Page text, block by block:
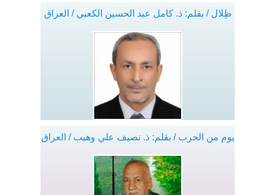
ظِلال / بقلم: ذ. كامل عبد الحسين الكعبي / العراق
يوم من الحرب / بقلم: ذ. نصيف علي وهيب / العراق